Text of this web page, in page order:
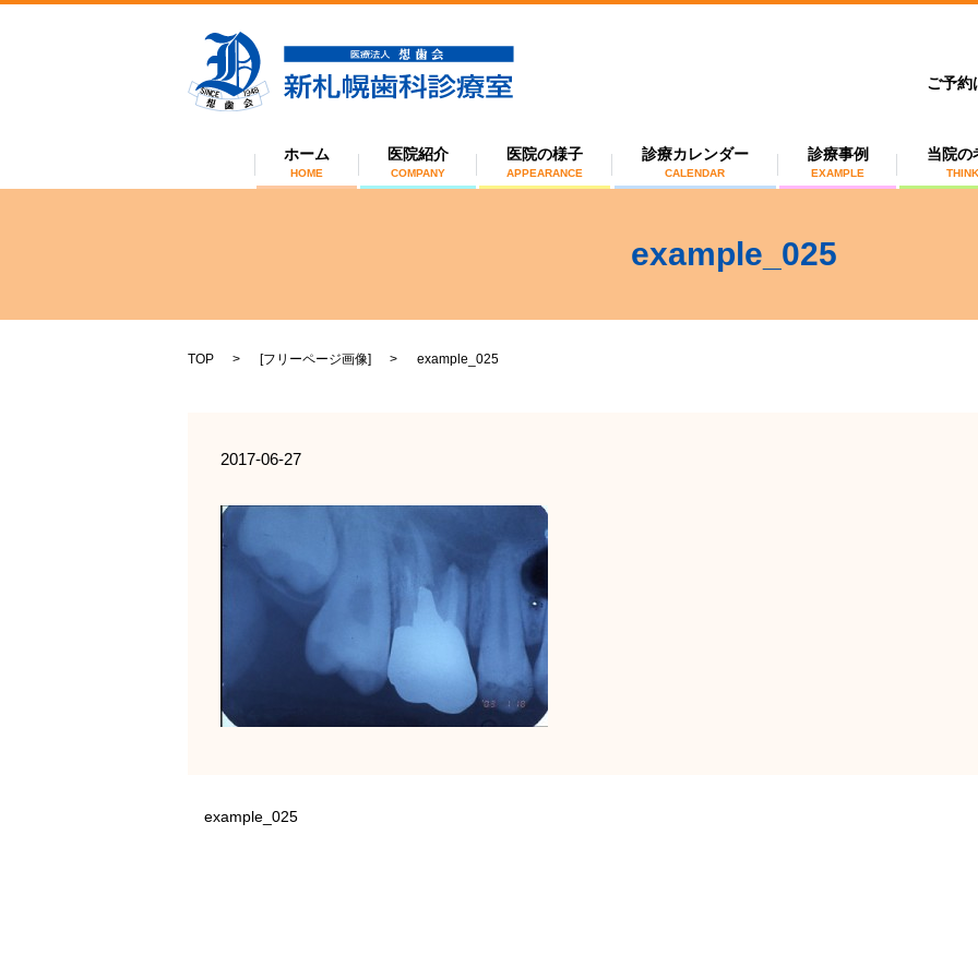
ご予約
ホーム
HOME
医院紹介
COMPANY
医院の様子
APPEARANCE
診療カレンダー
CALENDAR
診療事例
EXAMPLE
当院の
example_025
TOP [フリーページ画像] example_025
2017-06-27
example_025